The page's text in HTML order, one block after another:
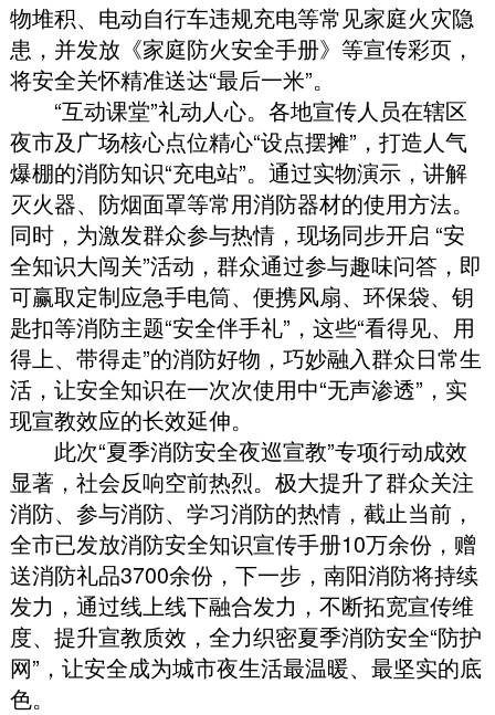
物堆积、电动自行车违规充电等常见家庭火灾隐
患 ， 并发放《家庭防火安全手册》等宣传彩页，
将安全关怀精准送达“最后一米”。
“互动课堂”礼动人心。 各地宣传人员在辖区
夜市及广场核心点位精心“设点摆摊” ， 打造人气
爆棚的消防知识“充电站”。 通过实物演示， 讲解
灭火器、防烟面罩等常用消防器材的使用方法。
同时， 为激发群众参与热情， 现场同步开启 “安
全知识大闯关”活动 ， 群众通过参与趣味问答， 即
可赢取定制应急手电筒、便携风扇、环保袋、钥
匙扣等消防主题“安全伴手礼” ， 这些“看得见、用
得上、带得走”的消防好物 ， 巧妙融入群众日常生
活， 让安全知识在一次次使用中“无声渗透” ， 实
现宣教效应的长效延伸。
此次“夏季消防安全夜巡宣教”专项行动成效
显著， 社会反响空前热烈。 极大提升了群众关注
消防、参与消防、学习消防的热情， 截止当前，
全市已发放消防安全知识宣传手册10万余份， 赠
送消防礼品3700余份， 下一步， 南阳消防将持续
发力 ， 通过线上线下融合发力 ， 不断拓宽宣传维
度、提升宣教质效 ， 全力织密夏季消防安全“防护
网” ， 让安全成为城市夜生活最温暖、最坚实的底
色。